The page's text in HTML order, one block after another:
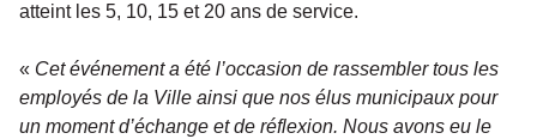
atteint les 5, 10, 15 et 20 ans de service.
« Cet événement a été l’occasion de rassembler tous les
employés de la Ville ainsi que nos élus municipaux pour
un moment d’échange et de réflexion. Nous avons eu le